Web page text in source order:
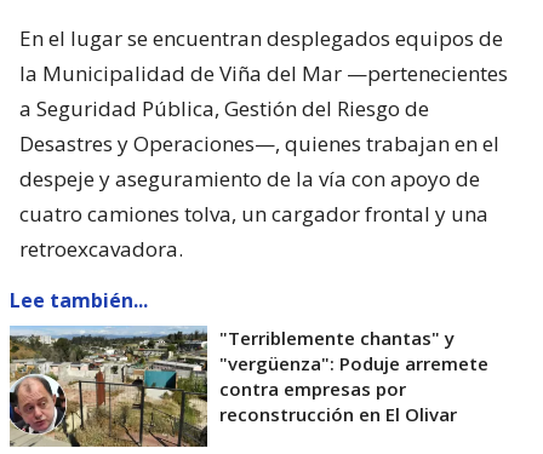
En el lugar se encuentran desplegados equipos de
la Municipalidad de Viña del Mar —pertenecientes
a Seguridad Pública, Gestión del Riesgo de
Desastres y Operaciones—, quienes trabajan en el
despeje y aseguramiento de la vía con apoyo de
cuatro camiones tolva, un cargador frontal y una
retroexcavadora.
Lee también...
"Terriblemente chantas" y
"vergüenza": Poduje arremete
contra empresas por
reconstrucción en El Olivar